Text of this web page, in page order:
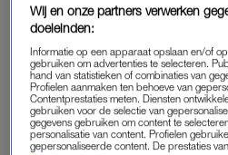
stemde ermee in om na de breuk
omdat ze samen een zoontje
Adele’s laatste plaat25kwam in
miljoen exemplaren van verkocht.
ze flink de tijd neemt voor haar
platen21(2011) en19(2008).
Wij en onze partners verwerken
doeleinden:
Informatie op een apparaat opslaan en/of
gebruiken om advertenties te selecteren.
hand van statistieken of combinaties van
Profielen aanmaken ten behoeve van
Contentprestaties meten. Diensten
gebruiken voor de selectie van
gegevens gebruiken om content te
personalisatie van content. Profielen
gepersonaliseerde content. De prestaties